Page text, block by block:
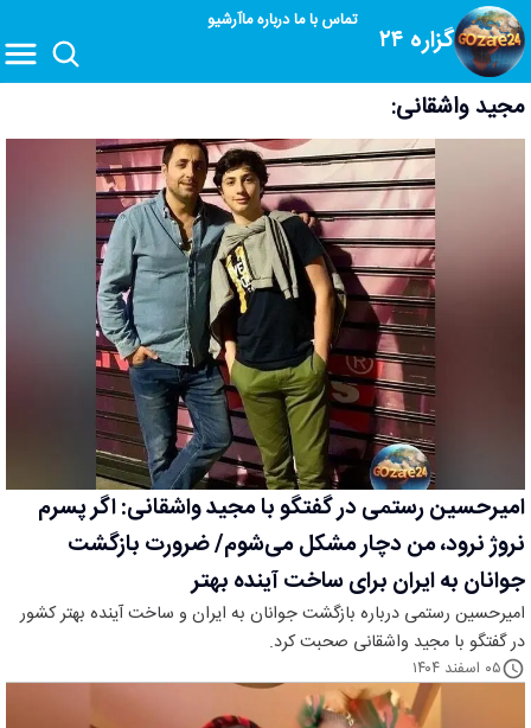
گزاره ۲۴
تماس با مادرباره ماآرشیو
مجید واشقانی:
امیرحسین رستمی در گفتگو با مجید واشقانی: اگر پسرم
نروژ نرود، من دچار مشکل می‌شوم/ ضرورت بازگشت
جوانان به ایران برای ساخت آینده بهتر
امیرحسین رستمی درباره بازگشت جوانان به ایران و ساخت آینده بهتر کشور
در گفتگو با مجید واشقانی صحبت کرد.
۰۵ اسفند ۱۴۰۴